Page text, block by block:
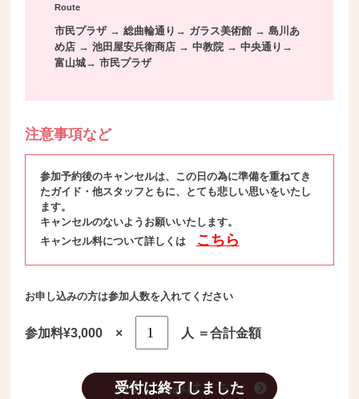
Route
市民プラザ → 総曲輪通り→ ガラス美術館 → 島川あ
め店 → 池田屋安兵衛商店 → 中教院 → 中央通り→
富山城→ 市民プラザ
注意事項など
参加予約後のキャンセルは、この日の為に準備を重ねてき
たガイド・他スタッフともに、とても悲しい思いをいたし
ます。
キャンセルのないようお願いいたします。
キャンセル料について詳しくは
こちら
お申し込みの方は参加人数を入れてください
参加料¥3,000 × 人 ＝合計金額
お申し込みはこちら